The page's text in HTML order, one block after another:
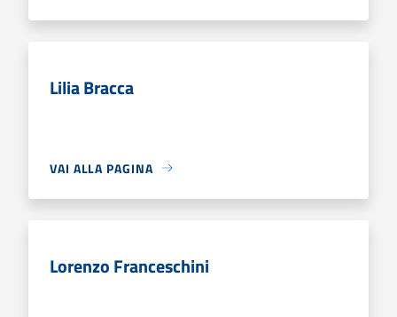
Lilia Bracca
VAI ALLA PAGINA
Lorenzo Franceschini